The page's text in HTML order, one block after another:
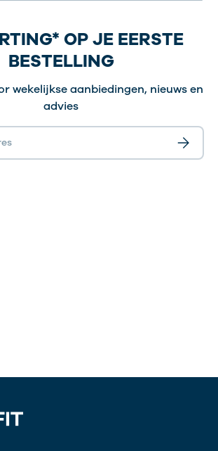
OP JE EERSTE
BESTELLING
wekelijkse aanbiedingen, nieuws en
advies